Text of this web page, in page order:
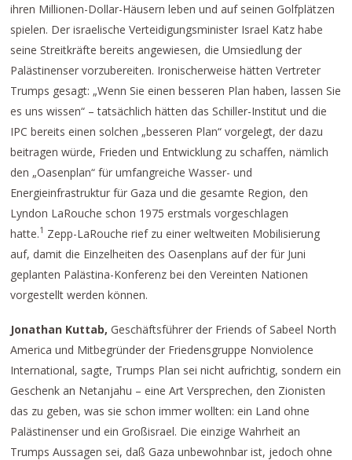
ihren Millionen-Dollar-Häusern leben und auf seinen Golfplätzen
spielen. Der israelische Verteidigungsminister Israel Katz habe
seine Streitkräfte bereits angewiesen, die Umsiedlung der
Palästinenser vorzubereiten. Ironischerweise hätten Vertreter
Trumps gesagt: „Wenn Sie einen besseren Plan haben, lassen Sie
es uns wissen“ – tatsächlich hätten das Schiller-Institut und die
IPC bereits einen solchen „besseren Plan“ vorgelegt, der dazu
beitragen würde, Frieden und Entwicklung zu schaffen, nämlich
den „Oasenplan“ für umfangreiche Wasser- und
Energieinfrastruktur für Gaza und die gesamte Region, den
Lyndon LaRouche schon 1975 erstmals vorgeschlagen
hatte.1 Zepp-LaRouche rief zu einer weltweiten Mobilisierung
auf, damit die Einzelheiten des Oasenplans auf der für Juni
geplanten Palästina-Konferenz bei den Vereinten Nationen
vorgestellt werden können.
Jonathan Kuttab, Geschäftsführer der Friends of Sabeel North
America und Mitbegründer der Friedensgruppe Nonviolence
International, sagte, Trumps Plan sei nicht aufrichtig, sondern ein
Geschenk an Netanjahu – eine Art Versprechen, den Zionisten
das zu geben, was sie schon immer wollten: ein Land ohne
Palästinenser und ein Großisrael. Die einzige Wahrheit an
Trumps Aussagen sei, daß Gaza unbewohnbar ist, jedoch ohne